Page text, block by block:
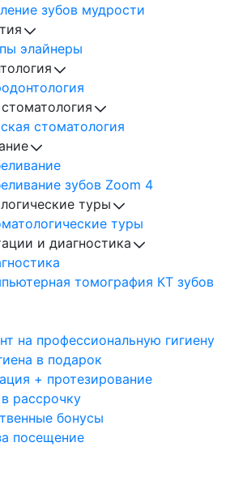
зубов мудрости
элайнеры
стоматология
зубов Zoom 4
туры
туры
и диагностика
томография КТ зубов
на профессиональную гигиену
в подарок
+ протезирование
рассрочку
бонусы
посещение